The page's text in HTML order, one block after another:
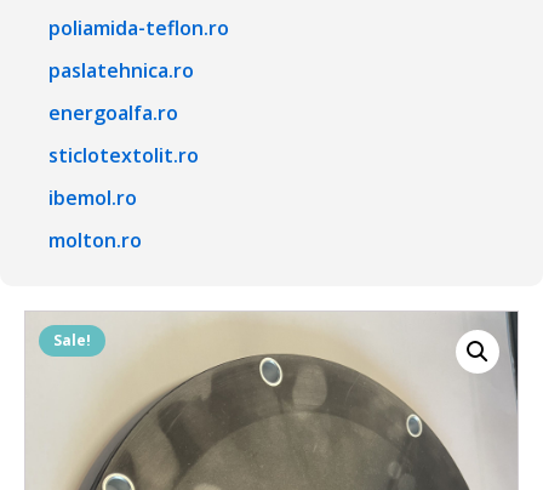
poliamida-teflon.ro
paslatehnica.ro
energoalfa.ro
sticlotextolit.ro
ibemol.ro
molton.ro
Sale!